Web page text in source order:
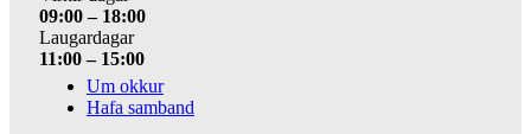
09:00 – 18:00
Laugardagar
11:00 – 15:00
Um okkur
Hafa samband